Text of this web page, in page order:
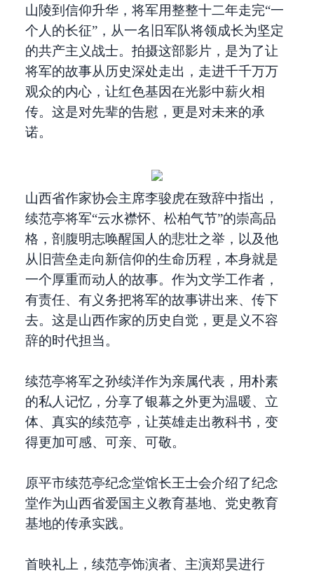
山陵到信仰升华，将军用整整十二年走完“一
个人的长征”，从一名旧军队将领成长为坚定
的共产主义战士。拍摄这部影片，是为了让
将军的故事从历史深处走出，走进千千万万
观众的内心，让红色基因在光影中薪火相
传。这是对先辈的告慰，更是对未来的承
诺。
山西省作家协会主席李骏虎在致辞中指出，
续范亭将军“云水襟怀、松柏气节”的崇高品
格，剖腹明志唤醒国人的悲壮之举，以及他
从旧营垒走向新信仰的生命历程，本身就是
一个厚重而动人的故事。作为文学工作者，
有责任、有义务把将军的故事讲出来、传下
去。这是山西作家的历史自觉，更是义不容
辞的时代担当。
续范亭将军之孙续洋作为亲属代表，用朴素
的私人记忆，分享了银幕之外更为温暖、立
体、真实的续范亭，让英雄走出教科书，变
得更加可感、可亲、可敬。
原平市续范亭纪念堂馆长王士会介绍了纪念
堂作为山西省爱国主义教育基地、党史教育
基地的传承实践。
首映礼上，续范亭饰演者、主演郑昊进行